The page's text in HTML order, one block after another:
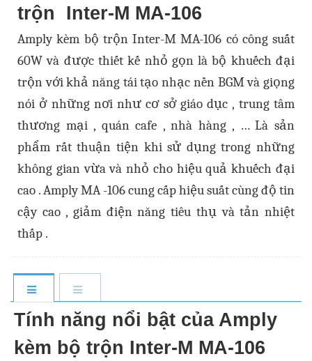
trộn Inter-M MA-106
Amply kèm bộ trộn Inter-M MA-106 có công suất
60W và được thiết kế nhỏ gọn là bộ khuếch đại
trộn với khả năng tái tạo nhạc nền BGM và giọng
nói ở những nơi như cơ sở giáo dục , trung tâm
thương mại , quán cafe , nhà hàng , … Là sản
phẩm rất thuận tiện khi sử dụng trong những
không gian vừa và nhỏ cho hiệu quả khuếch đại
cao . Amply MA -106 cung cấp hiệu suất cùng độ tin
cậy cao , giảm điện năng tiêu thụ và tản nhiệt
thấp .
Tính năng nổi bật của Amply
kèm bộ trộn Inter-M MA-106